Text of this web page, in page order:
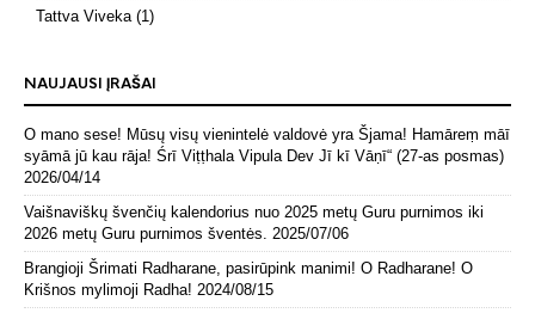
Tattva Viveka(1)
NAUJAUSI ĮRAŠAI
O mano sese! Mūsų visų vienintelė valdovė yra Šjama! Hamāreṃ māī
syāmā jū kau rāja! Śrī Viṭṭhala Vipula Dev Jī kī Vāṇī“ (27-as posmas)
2026/04/14
Vaišnaviškų švenčių kalendorius nuo 2025 metų Guru purnimos iki
2026 metų Guru purnimos šventės. 2025/07/06
Brangioji Šrimati Radharane, pasirūpink manimi! O Radharane! O
Krišnos mylimoji Radha! 2024/08/15